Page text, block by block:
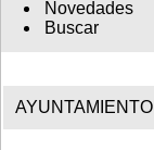
Novedades
Buscar